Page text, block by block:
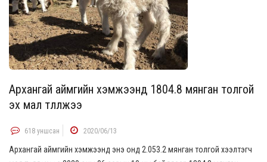
Архангай аймгийн хэмжээнд 1804.8 мянган толгой
эх мал төллөжээ
618 уншсан 2020/06/13
Архангай аймгийн хэмжээнд энэ онд 2.053.2 мянган толгой хээлтэгч